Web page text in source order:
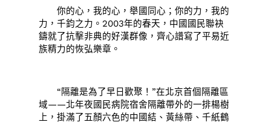
你的心，我的心，舉國同心；你的力，我的
力，千鈞之力。2003年的春天，中國國民聯袂
鑄就了抗擊非典的好漢群像，齊心譜寫了平易近
族精力的恢弘樂章。
“隔離是為了早日歡聚！”在北京首個隔離區
域——北年夜國民病院宿舍隔離帶外的一排楊樹
上，掛滿了五顏六色的中國結、黃絲帶、千紙鶴